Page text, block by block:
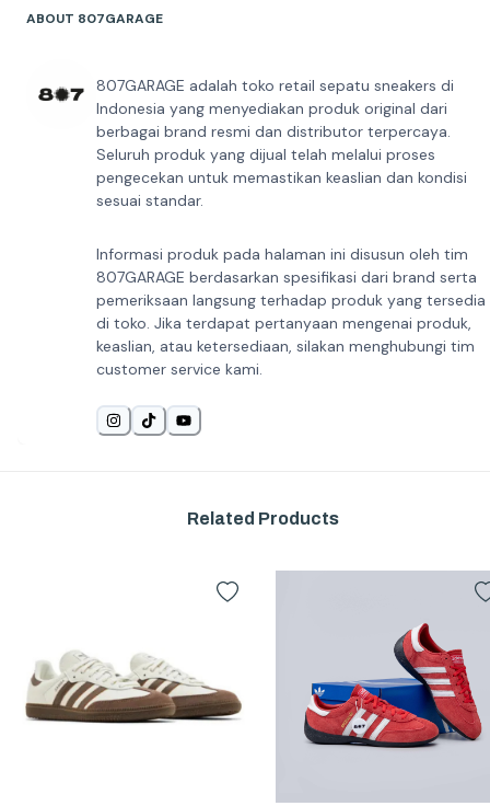
ABOUT 807GARAGE
807GARAGE adalah toko retail sepatu sneakers di
Indonesia yang menyediakan produk original dari
berbagai brand resmi dan distributor terpercaya.
Seluruh produk yang dijual telah melalui proses
pengecekan untuk memastikan keaslian dan kondisi
sesuai standar.
Informasi produk pada halaman ini disusun oleh tim
807GARAGE berdasarkan spesifikasi dari brand serta
pemeriksaan langsung terhadap produk yang tersedia
di toko. Jika terdapat pertanyaan mengenai produk,
keaslian, atau ketersediaan, silakan menghubungi tim
customer service kami.
Related Products